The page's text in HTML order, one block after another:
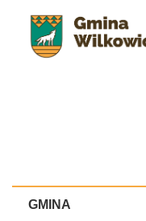
GMINA